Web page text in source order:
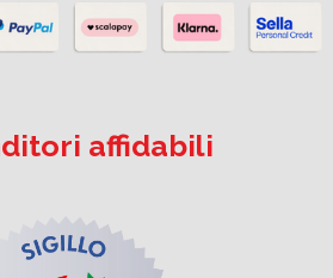
affidabili